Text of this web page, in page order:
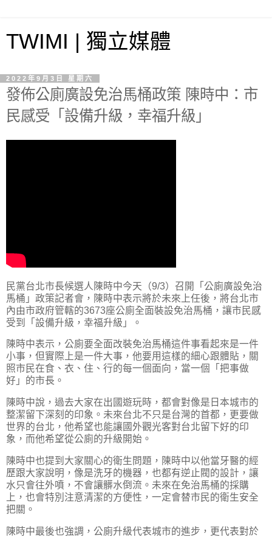
TWIMI | 獨立媒體
2022年9月3日 星期六
發佈公廁廣設免治馬桶政策 陳時中：市
民感受「設備升級，幸福升級」
民黨台北市長候選人陳時中今天（9/3）召開「公廁廣設免治
馬桶」政策記者會，陳時中表示將於未來上任後，將台北市
內由市政府管轄的3673座公廁全面裝設免治馬桶，讓市民感
受到「設備升級，幸福升級」。
陳時中表示，公廁要全面改裝免治馬桶這件事看起來是一件
小事，但實際上是一件大事，他要用這樣的細心跟體貼，關
照市民在食、衣、住、行的每一個面向，當一個「把事做
好」的市長。
陳時中說，過去大家在出國遊玩時，都會對像是日本城市的
整潔留下深刻的印象。未來台北不只是台灣的首都，更要做
世界的台北，他希望也能讓國外觀光客對台北留下好的印
象，而他希望從公廁的升級開始。
陳時中也提到大家關心的衛生問題，陳時中以他當牙醫的經
歷跟大家說明，像是洗牙的機器，也都有逆止閥的設計，讓
水只會往外噴，不會讓髒水倒流。未來在免治馬桶的採購
上，也會特別注意清潔的方便性，一定會替市民的衛生安全
把關。
陳時中最後也強調，公廁升級代表城市的進步，更代表對於